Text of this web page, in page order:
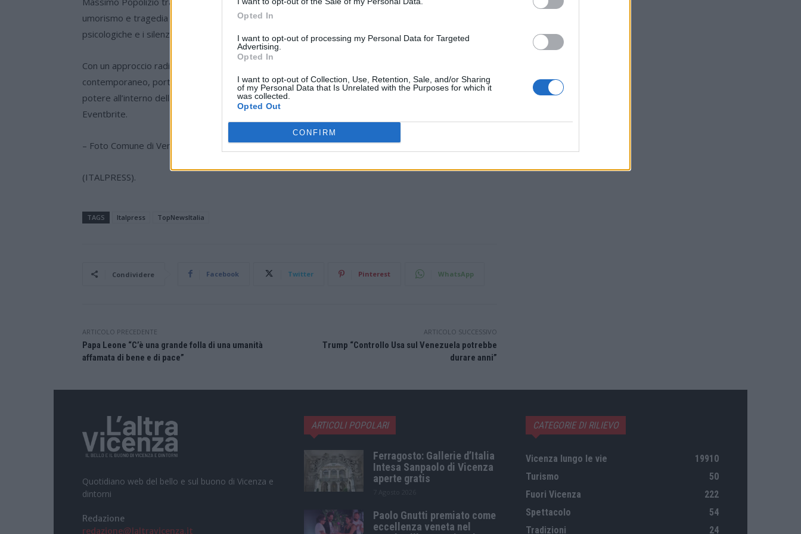
Opted In
I want to opt-out of processing my Personal Data for Targeted
Advertising.
Opted In
I want to opt-out of Collection, Use, Retention, Sale, and/or Sharing
of my Personal Data that Is Unrelated with the Purposes for which it
was collected.
Opted Out
CONFIRM
umorismo e tragedia con un ritmo quasi da “spartito emotivo e linguistico”, per svelare le tensioni
psicologiche e i silenzi eloquenti tipici della scrittura pinteriana.
Con un approccio radicale e innovativo Popolizio affronta questo testo, fondamentale del teatro
contemporaneo, portando alla luce le sue inquietanti verità sulla natura umana e sulle dinamiche di
potere all’interno della famiglia. Conduce l’incontro Chiara Pavan. Ingresso libero su prenotazione su
Eventbrite.
– Foto Comune di Venezia –
(ITALPRESS).
TAGS Italpress TopNewsItalia
Condividere Facebook Twitter Pinterest WhatsApp
ARTICOLO PRECEDENTE
Papa Leone “C’è una grande folla di una umanità
affamata di bene e di pace”
ARTICOLO SUCCESSIVO
Trump “Controllo Usa sul Venezuela potrebbe
durare anni”
Quotidiano web del bello e sul buono di Vicenza e
dintorni
Redazione
redazione@laltravicenza.it
ARTICOLI POPOLARI
Ferragosto: Gallerie d’Italia
Intesa Sanpaolo di Vicenza
aperte gratis
Paolo Gnutti premiato come
eccellenza veneta nel
CATEGORIE DI RILIEVO
Vicenza lungo le vie
19910
Turismo
50
Fuori Vicenza
222
Spettacolo
54
Tradizioni
24